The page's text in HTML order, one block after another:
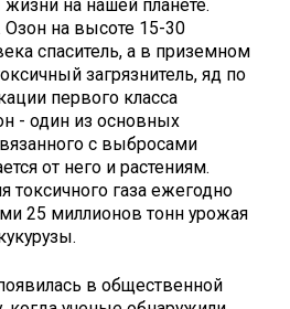
на нашей планете.
Озон на высоте 15-30
спаситель, а в приземном
загрязнитель, яд по
первого класса
- один из основных
с выбросами
от него и растениям.
токсичного газа ежегодно
25 миллионов тонн урожая
в общественной